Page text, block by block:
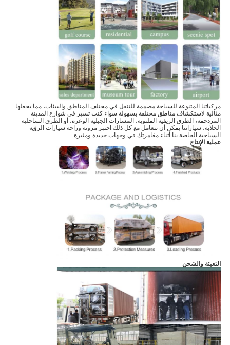
مركباتنا المتنوعة للسياحة مصممة للتنقل في مختلف المناطق والبيئات، مما يجعلها
مثالية لاستكشاف مناطق مختلفة بسهولة.سواء كنت تسير في شوارع المدينة
المزدحمة، الطرق الريفية الملتوية، المسارات الجبلية الوعرة، أو الطرق الساحلية
الخلابة، سياراتنا يمكن أن تتعامل مع كل ذلك.اختبر مرونة وراحة سيارات الرؤية
السياحية الخاصة بنا أثناء مغامرتك في وجهات جديدة ومثيرة.
عملية الإنتاج
التعبئة والشحن